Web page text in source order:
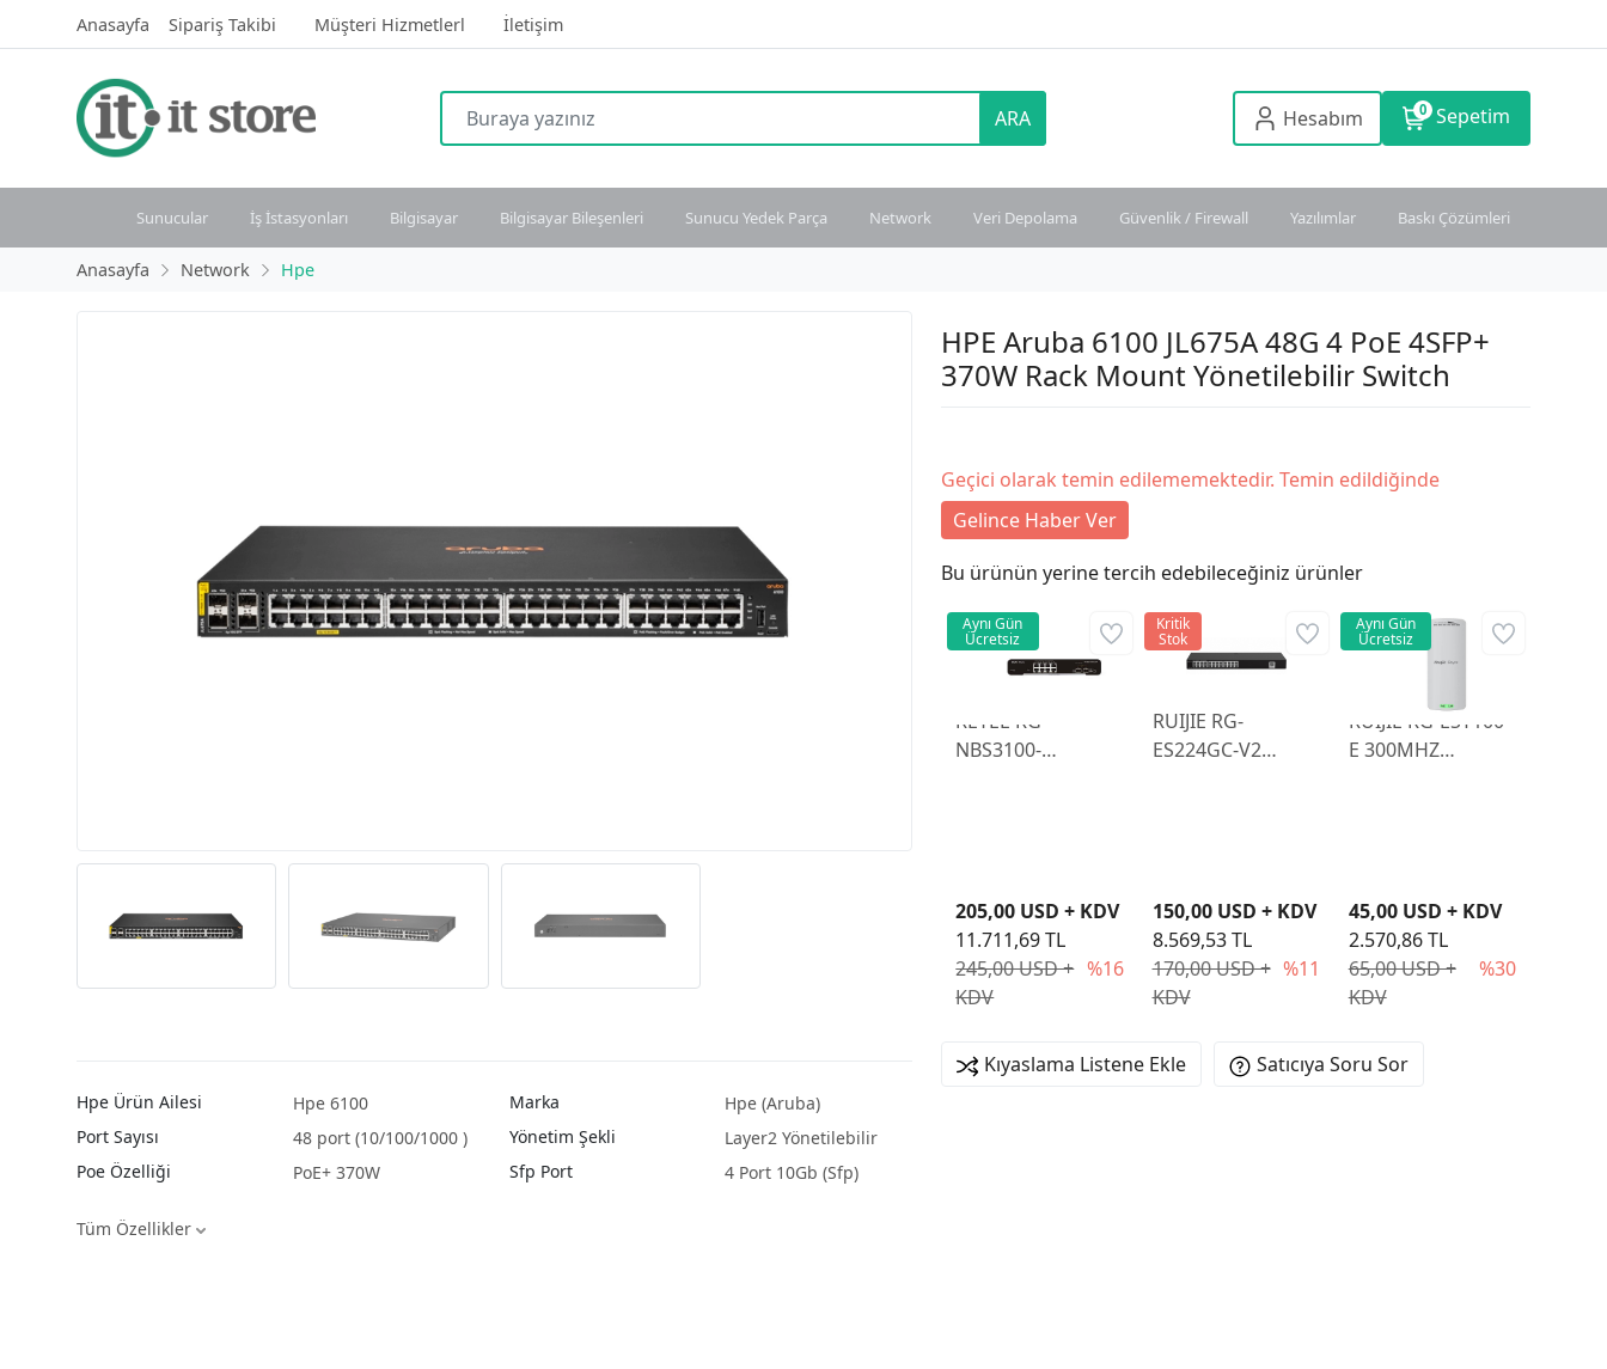
Anasayfa Sipariş Takibi Müşteri Hizmetlerl İletişim
ARA Hesabım 0 Sepetim
Sunucular İş İstasyonları Bilgisayar Bilgisayar Bileşenleri Sunucu Yedek Parça Network Veri Depolama Güvenlik / Firewall Yazılımlar Baskı Çözümleri
Anasayfa Network Hpe
Hpe Ürün Ailesi Hpe 6100 Marka
Hpe (Aruba)
Port Sayısı
48 port (10/100/1000 ) Yönetim Şekli
Layer2 Yönetilebilir
Poe Özelliği
PoE+ 370W Sfp Port 4 Port 10Gb (Sfp)
Tüm Özellikler
HPE Aruba 6100 JL675A 48G 4 PoE 4SFP+
370W Rack Mount Yönetilebilir Switch
Geçici olarak temin edilememektedir. Temin edildiğinde
Gelince Haber Ver
Bu ürünün yerine tercih edebileceğiniz ürünler
REYEE RG-
NBS3100-
245,00 USD +
KDV
%16
205,00 USD + KDV
11.711,69 TL
Aynı Gün
Ücretsiz
RUIJIE RG-
ES224GC-V2
SWITCH METAL
KASA
170,00 USD +
KDV
%11
150,00 USD + KDV
8.569,53 TL
Kritik
Stok
RUIJIE RG-EST100-
E 300MHZ
65,00 USD +
KDV
%30
45,00 USD + KDV
2.570,86 TL
Aynı Gün
Ücretsiz
Kıyaslama Listene Ekle Satıcıya Soru Sor